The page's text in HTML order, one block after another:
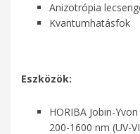
Anizotrópia
Kvantumhatásfok
Eszközök:
HORIBA Jobin-
200-1600 nm (UV-